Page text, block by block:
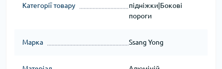
Категорії товару
підніжки|Бокові
пороги
Марка Ssang Yong